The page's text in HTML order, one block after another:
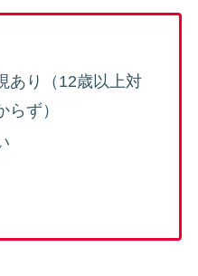
あり（12歳以上対
ず）